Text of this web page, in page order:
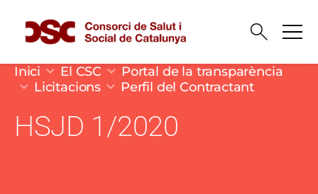
Fil d'ariadna
Inici El CSC
Portal de la transparència
Licitacions
Perfil del Contractant
HSJD 1/2020